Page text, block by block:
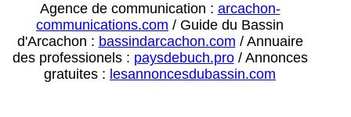
Agence de communication : arcachon-
communications.com / Guide du Bassin
d'Arcachon : bassindarcachon.com / Annuaire
des professionels : paysdebuch.pro/ Annonces
gratuites : lesannoncesdubassin.com